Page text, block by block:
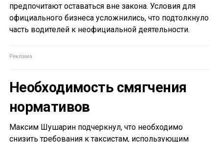
предпочитают оставаться вне закона. Условия для
официального бизнеса усложнились, что подтолкнуло
часть водителей к неофициальной деятельности.
Необходимость смягчения
нормативов
Максим Шушарин подчеркнул, что необходимо
снизить требования к таксистам, использующим